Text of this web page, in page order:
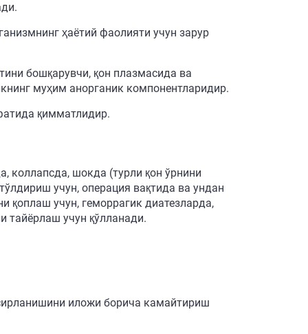
ҳаётий фаолияти учун зарур
бошқарувчи, қон плазмасида ва
муҳим анорганик компонентларидир.
қимматлидир.
коллапсда, шокда (турли қон ўрнини
учун, операция вақтида ва ундан
қоплаш учун, геморрагик диатезларда,
тайёрлаш учун қўлланади.
иложи борича камайтириш